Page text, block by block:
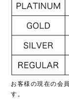
お客様の現在の会
す。